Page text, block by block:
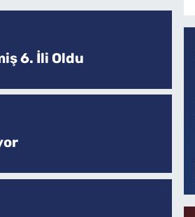
6. İli Oldu